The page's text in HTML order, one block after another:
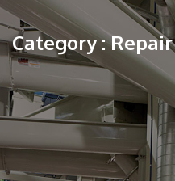
Category : Repair